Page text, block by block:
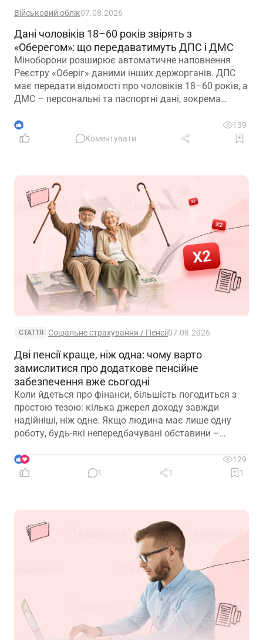
Військовий облік07.08.2026
Дані чоловіків 18–60 років звірять з
«Оберегом»: що передаватимуть ДПС і ДМС
Міноборони розширює автоматичне наповнення
Реєстру «Оберіг» даними інших держорганів. ДПС
має передати відомості про чоловіків 18–60 років, а
ДМС – персональні та паспортні дані, зокрема
1
139
Коментувати
СТАТТЯ Соціальне страхування / Пенсії07.08.2026
Дві пенсії краще, ніж одна: чому варто
замислитися про додаткове пенсійне
забезпечення вже сьогодні
Коли йдеться про фінанси, більшість погодиться з
простою тезою: кілька джерел доходу завжди
надійніші, ніж одне. Якщо людина має лише одну
роботу, будь-які непередбачувані обставини –
окремій галузі – можуть миттєво позбавити її
доходу. Саме тому диверсифікація давно
застосовують до пенсійного забезпечення
4
129
1
1 1